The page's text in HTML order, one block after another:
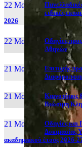
22 Μαι, 26
ειδικές
2026
22 Μαι, 26
Οδηγίες
Αθηνών
21 Μαι, 26
Επιτυχής
21 Μαι, 26
Καινοτόμος
Βιώσιμη
21 Μαι, 26
Οδηγίες και
Δοκιμασίας
ακαδημαϊκού έτους 2026-